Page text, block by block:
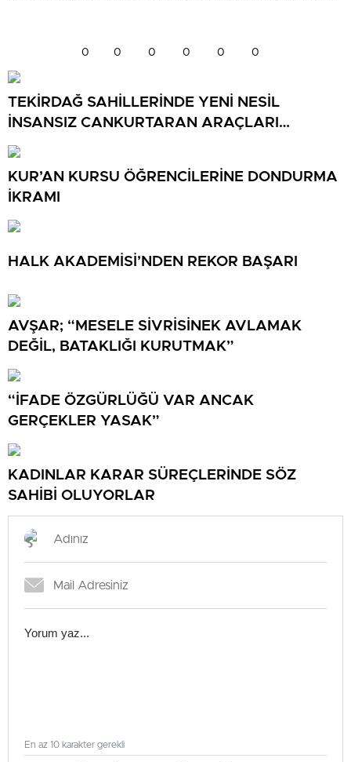
0 0 0 0 0 0
TEKİRDAĞ SAHİLLERİNDE YENİ NESİL
İNSANSIZ CANKURTARAN ARAÇLARI
GÖREVDE
KUR’AN KURSU ÖĞRENCİLERİNE DONDURMA
İKRAMI
HALK AKADEMİSİ’NDEN REKOR BAŞARI
AVŞAR; “MESELE SİVRİSİNEK AVLAMAK
DEĞİL, BATAKLIĞI KURUTMAK”
“İFADE ÖZGÜRLÜĞÜ VAR ANCAK
GERÇEKLER YASAK”
KADINLAR KARAR SÜREÇLERİNDE SÖZ
SAHİBİ OLUYORLAR
En az 10 karakter gerekli